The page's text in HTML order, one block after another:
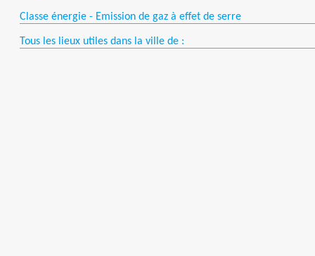
Classe énergie - Emission de gaz à effet de serre
Tous les lieux utiles dans la ville de :